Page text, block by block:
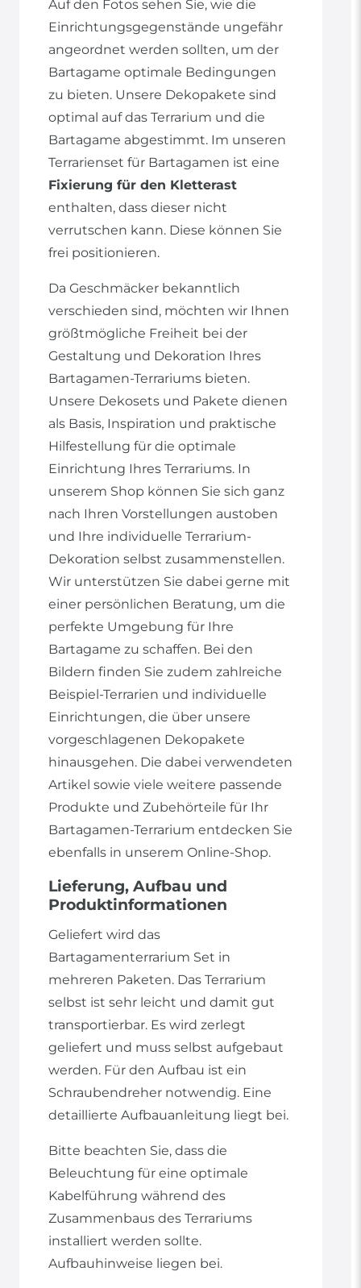
Auf den Fotos sehen Sie, wie die
Einrichtungsgegenstände ungefähr
angeordnet werden sollten, um der
Bartagame optimale Bedingungen
zu bieten. Unsere Dekopakete sind
optimal auf das Terrarium und die
Bartagame abgestimmt. Im unseren
Terrarienset für Bartagamen ist eine
Fixierung für den Kletterast
enthalten, dass dieser nicht
verrutschen kann. Diese können Sie
frei positionieren.
Da Geschmäcker bekanntlich
verschieden sind, möchten wir Ihnen
größtmögliche Freiheit bei der
Gestaltung und Dekoration Ihres
Bartagamen-Terrariums bieten.
Unsere Dekosets und Pakete dienen
als Basis, Inspiration und praktische
Hilfestellung für die optimale
Einrichtung Ihres Terrariums. In
unserem Shop können Sie sich ganz
nach Ihren Vorstellungen austoben
und Ihre individuelle Terrarium-
Dekoration selbst zusammenstellen.
Wir unterstützen Sie dabei gerne mit
einer persönlichen Beratung, um die
perfekte Umgebung für Ihre
Bartagame zu schaffen. Bei den
Bildern finden Sie zudem zahlreiche
Beispiel-Terrarien und individuelle
Einrichtungen, die über unsere
vorgeschlagenen Dekopakete
hinausgehen. Die dabei verwendeten
Artikel sowie viele weitere passende
Produkte und Zubehörteile für Ihr
Bartagamen-Terrarium entdecken Sie
ebenfalls in unserem Online-Shop.
Lieferung, Aufbau und
Produktinformationen
Geliefert wird das
Bartagamenterrarium Set in
mehreren Paketen. Das Terrarium
selbst ist sehr leicht und damit gut
transportierbar. Es wird zerlegt
geliefert und muss selbst aufgebaut
werden. Für den Aufbau ist ein
Schraubendreher notwendig. Eine
detaillierte Aufbauanleitung liegt bei.
Bitte beachten Sie, dass die
Beleuchtung für eine optimale
Kabelführung während des
Zusammenbaus des Terrariums
installiert werden sollte.
Aufbauhinweise liegen bei.